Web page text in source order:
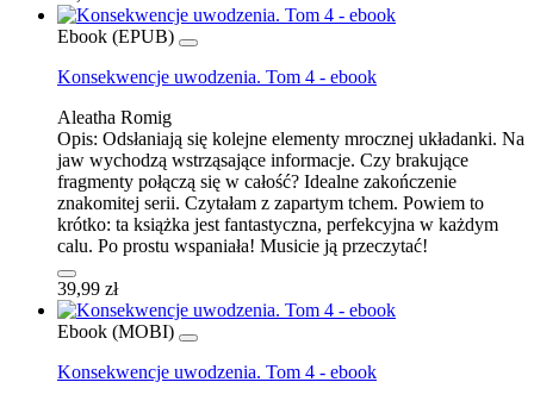
Ebook (EPUB)
Konsekwencje uwodzenia. Tom 4 - ebook
Aleatha Romig
Opis: Odsłaniają się kolejne elementy mrocznej układanki. Na
jaw wychodzą wstrząsające informacje. Czy brakujące
fragmenty połączą się w całość? Idealne zakończenie
znakomitej serii. Czytałam z zapartym tchem. Powiem to
krótko: ta książka jest fantastyczna, perfekcyjna w każdym
calu. Po prostu wspaniała! Musicie ją przeczytać!
39,99 zł
Ebook (MOBI)
Konsekwencje uwodzenia. Tom 4 - ebook